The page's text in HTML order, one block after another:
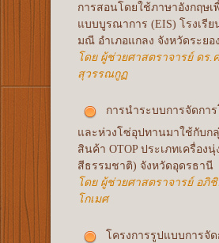
การสอนโดยใช้ภาษาอังกฤษเ
แบบบูรณาการ (EIS) โรงเรีย
มณี อำเภอแกลง จังหวัดระยอง
โดย ผู้ช่วยศาสตราจารย์ ดร.
สุวรรณกูฏ
การนำระบบการจัดกา
และห่วงโซ่อุปทานมาใช้กับก
สินค้า OTOP ประเภทเครื่อง
สีธรรมชาติ) จังหวัดอุดรธานี
โดย ผู้ช่วยศาสตราจารย์ อภิ
โกเมศ
โครงการรูปแบบการจั